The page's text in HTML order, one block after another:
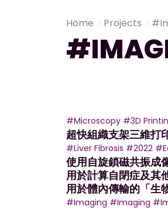
Home Projects
#Microscopy #3D
超快組織支架三維打
#Liver Fibrosis #2022
使用自旋鎖磁共振成
用於計算自閉症及其
用於體內傳輸的「生
#Imaging #Imaging